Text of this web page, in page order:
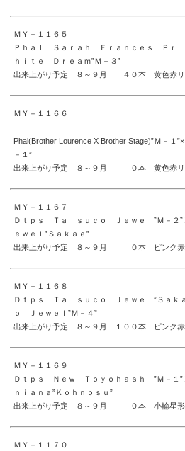
ＭＹ－１１６５
Ｐｈａｌ Ｓａｒａｈ Ｆｒａｎｃｅｓ Ｐｒｉ
ｈｉｔｅ Ｄｒｅａｍ”Ｍ－３”
出来上がり予定 ８～９月 ４０本 黄色赤リ
ＭＹ－１１６６
Phal(Brother Lourence X Brother Stage)”Ｍ－１
－１”
出来上がり予定 ８～９月 ０本 黄色赤リ
ＭＹ－１１６７
Ｄｔｐｓ Ｔａｉｓｕｃｏ Ｊｅｗｅｌ”Ｍ－２
ｅｗｅｌ”Ｓａｋａｅ”
出来上がり予定 ８～９月 ０本 ピンク赤
ＭＹ－１１６８
Ｄｔｐｓ Ｔａｉｓｕｃｏ Ｊｅｗｅｌ”Ｓａｋ
ｏ Ｊｅｗｅｌ”Ｍ－４”
出来上がり予定 ８～９月 １００本 ピンク
ＭＹ－１１６９
Ｄｔｐｓ Ｎｅｗ Ｔｏｙｏｈａｓｈｉ”Ｍ－１
ｎｉａｎａ”Ｋｏｈｎｏｓｕ”
出来上がり予定 ８～９月 ０本 小輪星
ＭＹ－１１７０